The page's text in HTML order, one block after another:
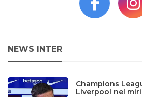
NEWS INTER
Champions
Liverpool nel